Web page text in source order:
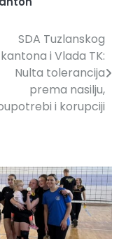
SDA Tuzlanskog
kantona i Vlada TK:
Nulta tolerancija
prema nasilju,
i korupciji